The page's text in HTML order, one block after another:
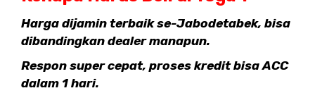
Harga dijamin terbaik se-Jabodetabek, bisa
dibandingkan dealer manapun.
Respon super cepat, proses kredit bisa ACC
dalam 1 hari.